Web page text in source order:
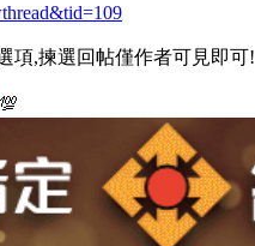
項,揀選回帖僅作者可見即可!
💯